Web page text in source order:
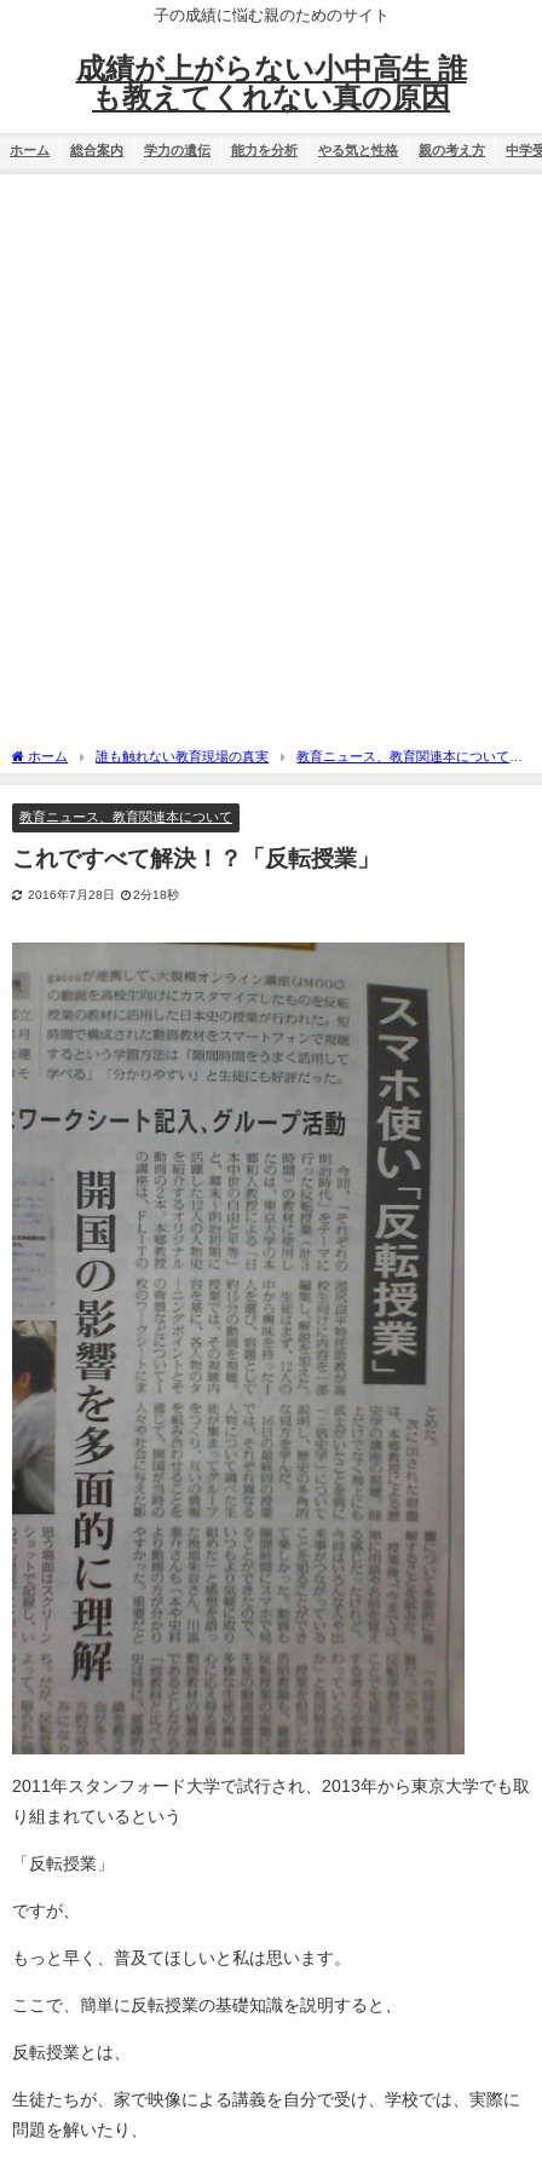
子の成績に悩む親のためのサイト
成績が上がらない小中高生 誰
も教えてくれない真の原因
ホーム 総合案内 学力の遺伝 能力を分析 やる気と性格 親の考え方 中学
ホーム 誰も触れない教育現場の真実
教育ニュース、教育関連本について
これですべて解決！？「反転授業」
教育ニュース、教育関連本について
これですべて解決！？「反転授業」
2016年7月28日 2分18秒
2011年スタンフォード大学で試行され、2013年から東京大学でも取
り組まれているという
「反転授業」
ですが、
もっと早く、普及てほしいと私は思います。
ここで、簡単に反転授業の基礎知識を説明すると、
反転授業とは、
生徒たちが、家で映像による講義を自分で受け、学校では、実際に
問題を解いたり、